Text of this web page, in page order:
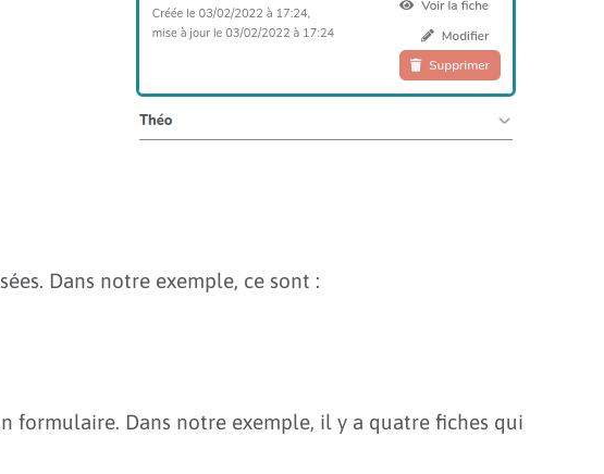
Dans notre exemple, ce sont :
formulaire. Dans notre exemple, il y a quatre fiches qui